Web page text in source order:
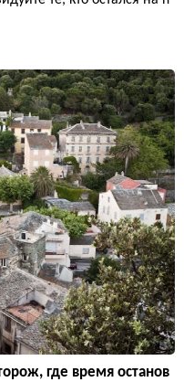
где время останов